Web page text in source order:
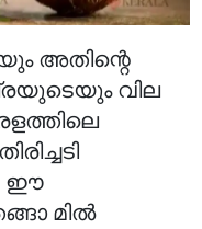
അതിന്റെ
വില
ഈ
മിൽ